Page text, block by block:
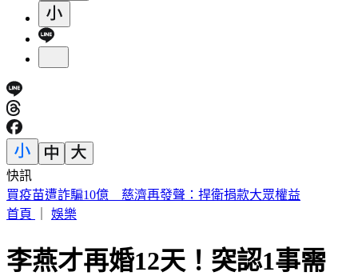
快訊
白海豚慢速擺尾！氣象粉專崩潰喊「叛逆難搞」：雨彈恐拖更
久